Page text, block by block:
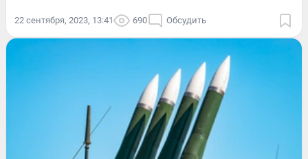
22 сентября, 2023, 13:41 690 Обсудить